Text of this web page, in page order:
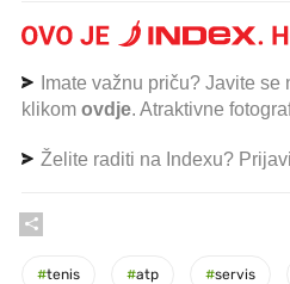
Imate važnu priču? Javite se
klikom ovdje. Atraktivne
Želite raditi na Indexu?
#tenis #atp #servis